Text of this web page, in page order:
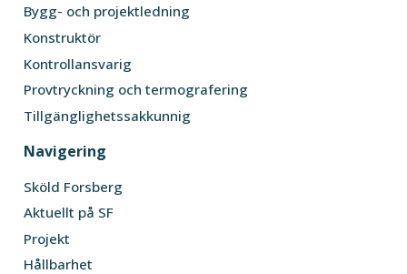
Bygg- och projektledning
Konstruktör
Kontrollansvarig
Provtryckning och termografering
Tillgänglighetssakkunnig
Navigering
Sköld Forsberg
Aktuellt på SF
Projekt
Hållbarhet